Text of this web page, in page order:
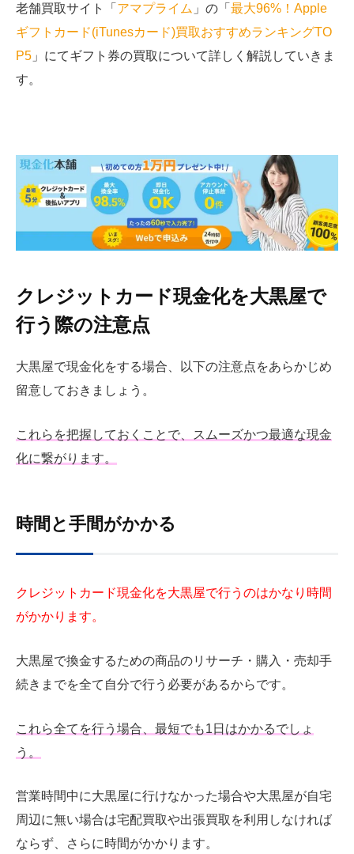
老舗買取サイト「 アマプライム 」の「 最大96%！Apple
ギフトカード(iTunesカード)買取おすすめランキングTO
P5 」にてギフト券の買取について詳しく解説していきま
す。
クレジットカード現金化を大黒屋で
行う際の注意点
大黒屋で現金化をする場合、以下の注意点をあらかじめ
留意しておきましょう。
これらを把握しておくことで、スムーズかつ最適な現金
化に繋がります。
時間と手間がかかる
クレジットカード現金化を大黒屋で行うのはかなり時間
がかかります。
大黒屋で換金するための商品のリサーチ・購入・売却手
続きまでを全て自分で行う必要があるからです。
これら全てを行う場合、最短でも1日はかかるでしょ
う。
営業時間中に大黒屋に行けなかった場合や大黒屋が自宅
周辺に無い場合は宅配買取や出張買取を利用しなければ
ならず、さらに時間がかかります。